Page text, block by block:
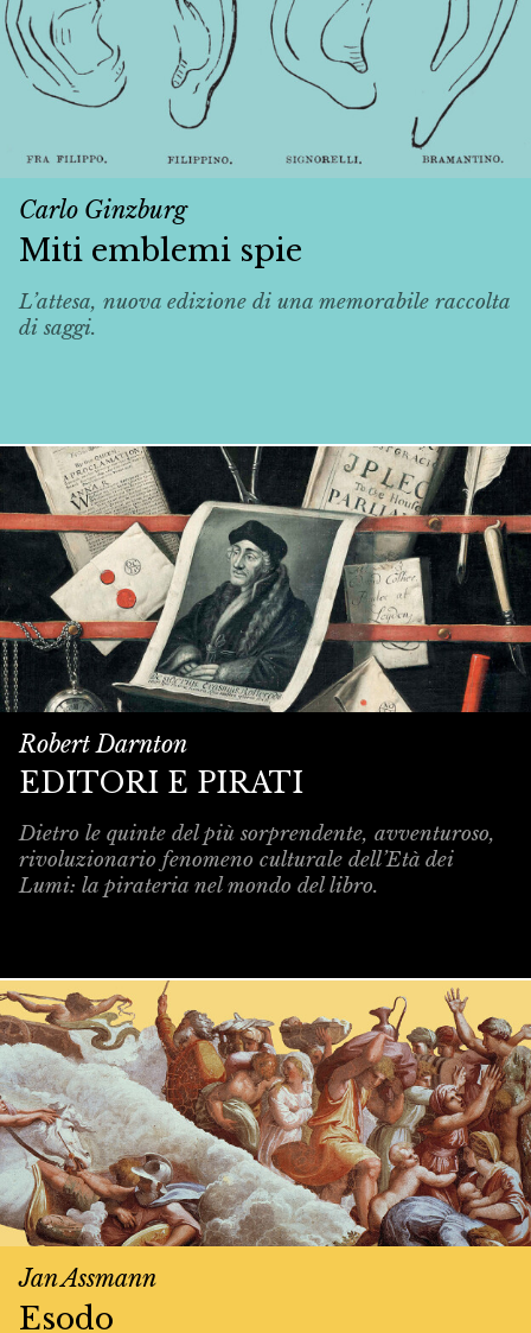
Carlo Ginzburg
Miti emblemi spie
L’attesa, nuova edizione di una memorabile raccolta
di saggi.
Robert Darnton
EDITORI E PIRATI
Dietro le quinte del più sorprendente, avventuroso,
rivoluzionario fenomeno culturale dell’Età dei
Lumi: la pirateria nel mondo del libro.
Jan Assmann
Esodo